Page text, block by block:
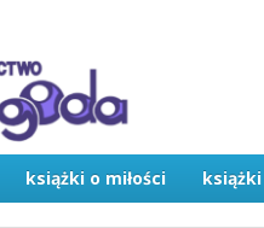
książki o miłości